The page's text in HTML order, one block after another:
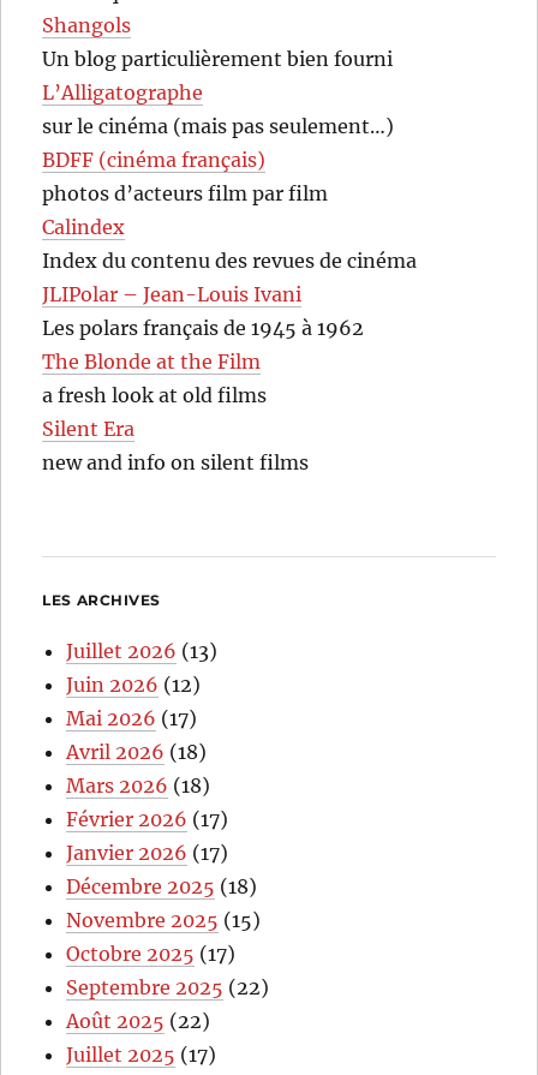
Shangols
Un blog particulièrement bien fourni
L’Alligatographe
sur le cinéma (mais pas seulement…)
BDFF (cinéma français)
photos d’acteurs film par film
Calindex
Index du contenu des revues de cinéma
JLIPolar – Jean-Louis Ivani
Les polars français de 1945 à 1962
The Blonde at the Film
a fresh look at old films
Silent Era
new and info on silent films
LES ARCHIVES
Juillet 2026 (13)
Juin 2026 (12)
Mai 2026 (17)
Avril 2026 (18)
Mars 2026 (18)
Février 2026 (17)
Janvier 2026 (17)
Décembre 2025 (18)
Novembre 2025 (15)
Octobre 2025 (17)
Septembre 2025 (22)
Août 2025 (22)
Juillet 2025 (17)